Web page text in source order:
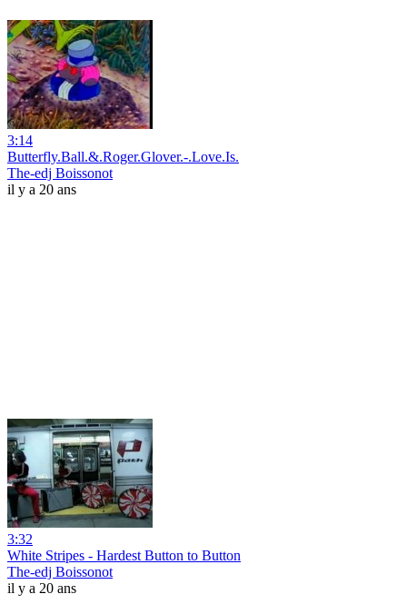
3:14
Butterfly.Ball.&.Roger.Glover.-.Love.Is.
The-edj Boissonot
il y a 20 ans
3:32
White Stripes - Hardest Button to Button
The-edj Boissonot
il y a 20 ans